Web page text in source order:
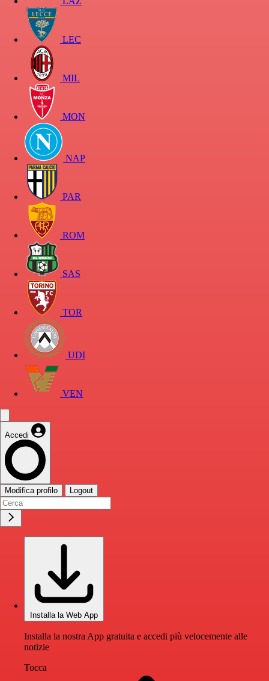
LEC
MIL
MON
NAP
PAR
ROM
SAS
TOR
UDI
VEN
Accedi
Modifica profilo Logout
Installa la Web App
Installa la nostra App gratuita e accedi più velocemente alle
notizie
Tocca